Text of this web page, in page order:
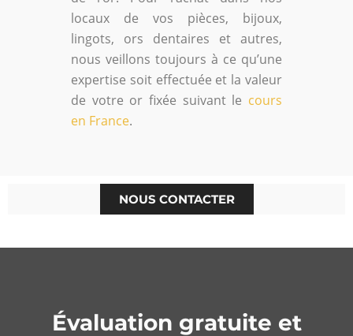
locaux de vos pièces, bijoux,
lingots, ors dentaires et autres,
nous veillons toujours à ce qu’une
expertise soit effectuée et la valeur
de votre or fixée suivant le cours
en France.
NOUS CONTACTER
Évaluation gratuite et